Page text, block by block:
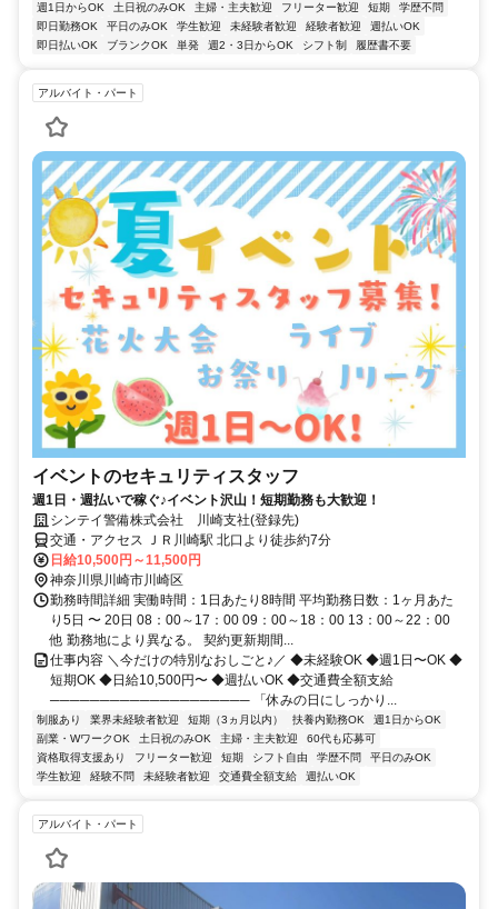
週1日からOK 土日祝のみOK 主婦・主夫歓迎 フリーター歓迎 短期
学歴不問
即日勤務OK
平日のみOK 学生歓迎 未経験者歓迎 経験者歓迎
週払いOK
即日払いOK
ブランクOK 単発 週2・3日からOK シフト制 履歴書不要
アルバイト・パート
イベントのセキュリティスタッフ
週1日・週払いで稼ぐ♪イベント沢山！短期勤務も大歓迎！
シンテイ警備株式会社 川崎支社(登録先)
交通・アクセス ＪＲ川崎駅 北口より徒歩約7分
日給10,500円～11,500円
神奈川県川崎市川崎区
勤務時間詳細 実働時間：1日あたり8時間 平均勤務日数：1ヶ月あた
り5日 〜 20日 08：00～17：00 09：00～18：00 13：00～22：00
他 勤務地により異なる。 契約更新期間...
仕事内容 ＼今だけの特別なおしごと♪／ ◆未経験OK ◆週1日〜OK ◆
短期OK ◆日給10,500円〜 ◆週払いOK ◆交通費全額支給
──────────────────── 「休みの日にしっかり...
制服あり 業界未経験者歓迎 短期（3ヵ月以内） 扶養内勤務OK
週1日からOK
副業・WワークOK
土日祝のみOK 主婦・主夫歓迎
60代も応募可
資格取得支援あり
フリーター歓迎 短期 シフト自由 学歴不問
平日のみOK
学生歓迎
経験不問 未経験者歓迎 交通費全額支給 週払いOK
アルバイト・パート